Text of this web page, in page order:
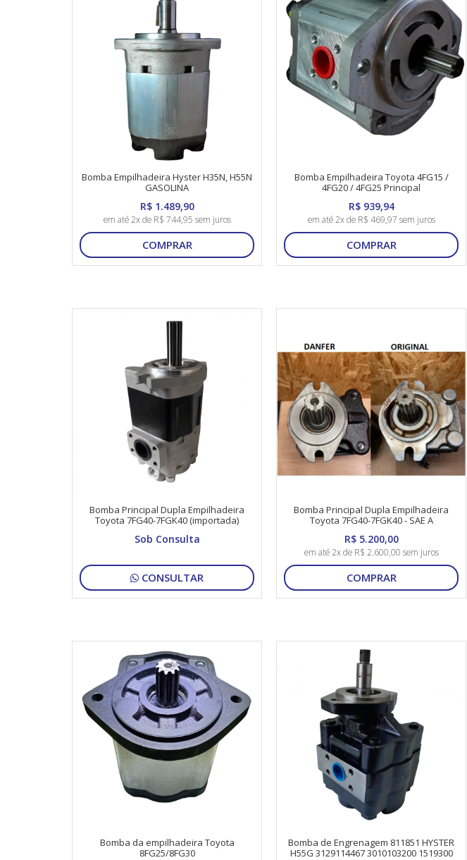
Bomba Empilhadeira Hyster H35N, H55N
GASOLINA
R$ 1.489,90
em até 2x de R$ 744,95 sem juros
COMPRAR
Bomba Empilhadeira Toyota 4FG15 /
4FG20 / 4FG25 Principal
R$ 939,94
em até 2x de R$ 469,97 sem juros
COMPRAR
Bomba Principal Dupla Empilhadeira
Toyota 7FG40-7FGK40 (importada)
Sob Consulta
CONSULTAR
Bomba Principal Dupla Empilhadeira
Toyota 7FG40-7FGK40 - SAE A
R$ 5.200,00
em até 2x de R$ 2.600,00 sem juros
COMPRAR
Bomba da empilhadeira Toyota
8FG25/8FG30
Bomba de Engrenagem 811851 HYSTER
H55G 3129114467 3010103200 1519300